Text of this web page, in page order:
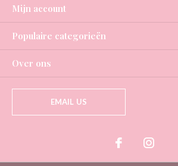
Mijn account
Populaire categorieën
Over ons
EMAIL US